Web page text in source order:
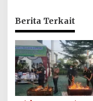
Berita Terkait